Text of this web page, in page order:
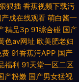
狠插 香蕉视频下载污
产成在线观看 萌白酱一
精品3p 91综合碰 国产
色av网址 欧美肥老妇
费 91香蕉污APP 国产
福利 91天堂一区二区
产粉嫩 国产男女猛视